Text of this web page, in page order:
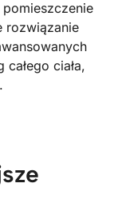
rozwiązanie
ciała,